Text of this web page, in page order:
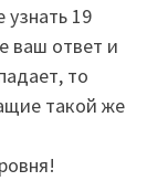
узнать 19
ваш ответ и
то
такой же